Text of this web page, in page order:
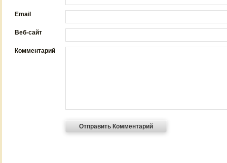
Email
Веб-сайт
Комментарий